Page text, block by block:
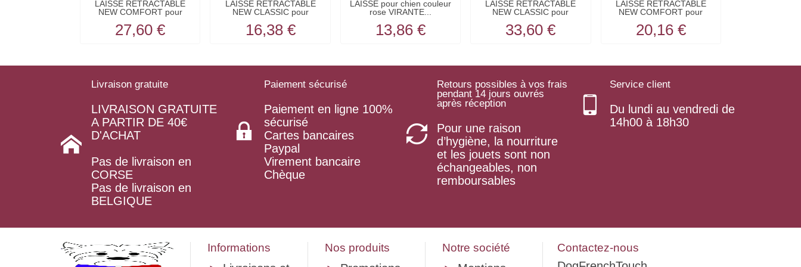
LAISSE RETRACTABLE
NEW COMFORT pour
27,60 €
LAISSE RETRACTABLE
NEW CLASSIC pour
16,38 €
LAISSE pour chien couleur
rose VIRANTE...
13,86 €
LAISSE RETRACTABLE
NEW CLASSIC pour
33,60 €
LAISSE RETRACTABLE
NEW COMFORT pour
20,16 €
Livraison gratuite
LIVRAISON GRATUITE
A PARTIR DE 40€
D'ACHAT
Pas de livraison en
CORSE
Pas de livraison en
BELGIQUE
Paiement sécurisé
Paiement en ligne 100%
sécurisé
Cartes bancaires
Paypal
Virement bancaire
Chèque
Retours possibles à vos frais
pendant 14 jours ouvrés
après réception
Pour une raison
d’hygiène, la nourriture
et les jouets sont non
échangeables, non
remboursables
Service client
Du lundi au vendredi de
14h00 à 18h30
Informations Nos produits Notre société Contactez-nous